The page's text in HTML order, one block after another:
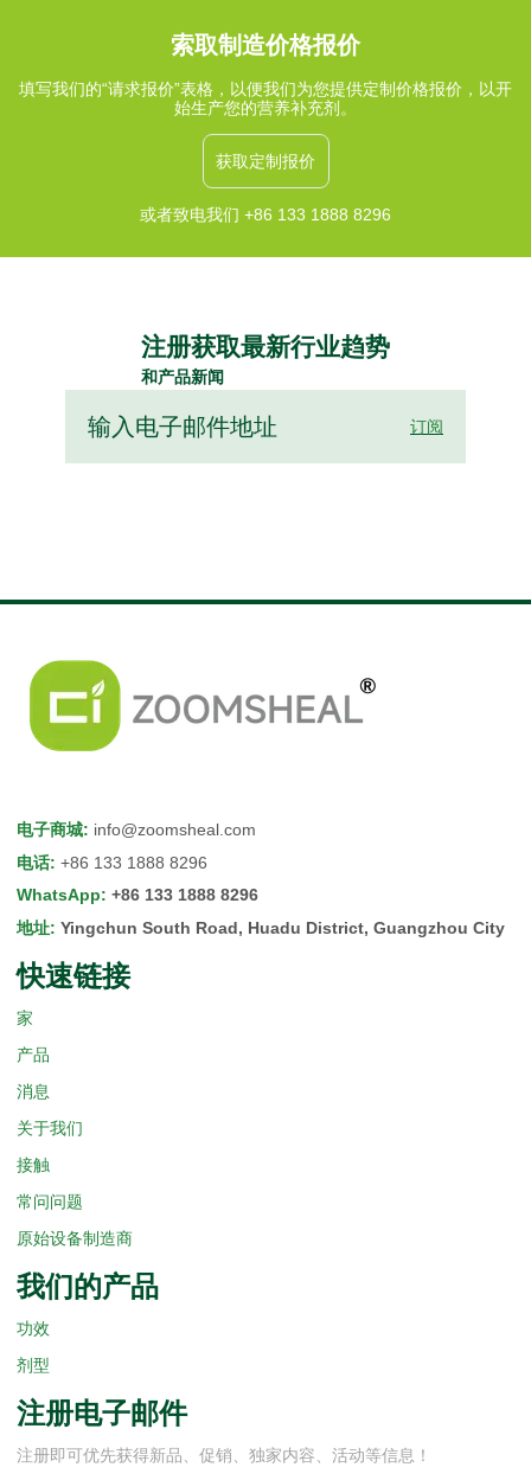
索取制造价格报价
填写我们的“请求报价”表格，以便我们为您提供定制价格报价，以开
始生产您的营养补充剂。
获取定制报价
或者致电我们 +86 133 1888 8296
注册获取最新行业趋势
和产品新闻
订阅
电子商城: info@zoomsheal.com
电话: +86 133 1888 8296
WhatsApp: +86 133 1888 8296
地址: Yingchun South Road, Huadu District, Guangzhou City
快速链接
家
产品
消息
关于我们
接触
常问问题
原始设备制造商
我们的产品
功效
剂型
注册电子邮件
注册即可优先获得新品、促销、独家内容、活动等信息！